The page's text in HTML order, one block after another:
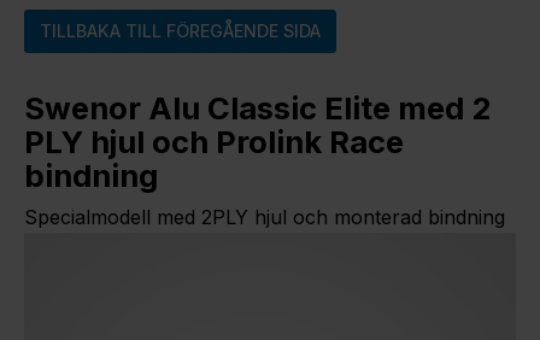
TILLBAKA TILL FÖREGÅENDE SIDA
Swenor Alu Classic Elite med 2
PLY hjul och Prolink Race
bindning
Specialmodell med 2PLY hjul och monterad bindning